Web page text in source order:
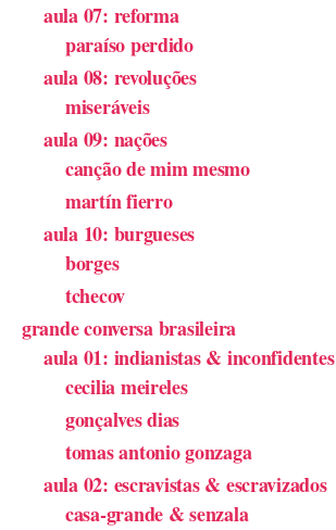
aula 07: reforma
paraíso perdido
aula 08: revoluções
miseráveis
aula 09: nações
canção de mim mesmo
martín fierro
aula 10: burgueses
borges
tchecov
grande conversa brasileira
aula 01: indianistas & inconfidentes
cecilia meireles
gonçalves dias
tomas antonio gonzaga
aula 02: escravistas & escravizados
casa-grande & senzala